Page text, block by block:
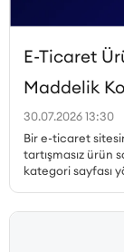
E-Ticaret
Maddelik
30.07.2026 13:30
Bir e-ticaret
tartışmasız ürün
kategori sayfası